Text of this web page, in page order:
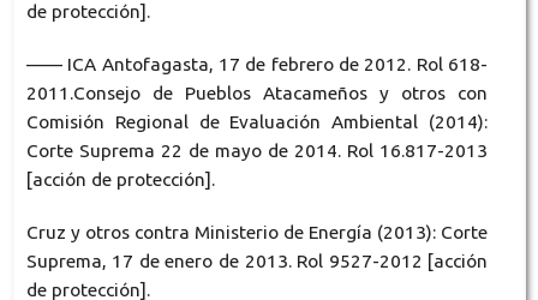
de protección].
—— ICA Antofagasta, 17 de febrero de 2012. Rol 618-
2011.Consejo de Pueblos Atacameños y otros con
Comisión Regional de Evaluación Ambiental (2014):
Corte Suprema 22 de mayo de 2014. Rol 16.817-2013
[acción de protección].
Cruz y otros contra Ministerio de Energía (2013): Corte
Suprema, 17 de enero de 2013. Rol 9527-2012 [acción
de protección].